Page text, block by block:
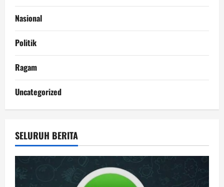
Nasional
Politik
Ragam
Uncategorized
SELURUH BERITA